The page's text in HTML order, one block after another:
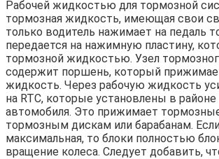
Рабочей жидкостью для тормозной
тормозная жидкость, имеющая свои
только водитель нажимает на педаль
передается на нажимную пластину,
тормозной жидкостью. Узел
содержит поршень, который
жидкость. Через рабочую жидкость
на RTC, которые установлены в
автомобиля. Это прижимает
тормозным дискам или барабанам.
максимальная, то блоки полностью
вращение колеса. Следует добавить,